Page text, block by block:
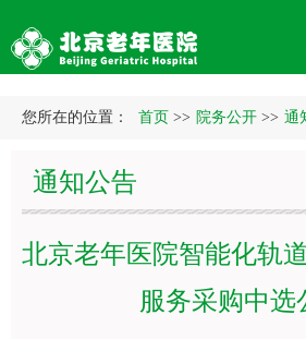
您所在的位置： 首页 >> 院务公开 >> 通
通知公告
北京老年医院智能化轨
服务采购中选